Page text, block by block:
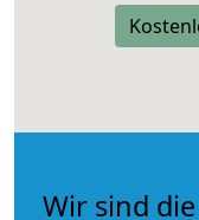
Wir sind